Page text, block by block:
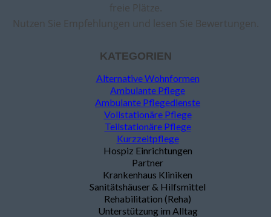
freie Plätze.
Nutzen Sie Empfehlungen und lesen Sie Bewertungen.
KATEGORIEN
Alternative Wohnformen
Ambulante Pflege
Ambulante Pflegedienste
Vollstationäre Pflege
Teilstationäre Pflege
Kurzzeitpflege
Hospiz Einrichtungen
Partner
Krankenhaus Kliniken
Sanitätshäuser & Hilfsmittel
Rehabilitation (Reha)
Unterstützung im Alltag